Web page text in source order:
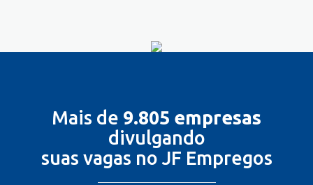
Mais de 9.805 empresas
divulgando
suas vagas no JF Empregos